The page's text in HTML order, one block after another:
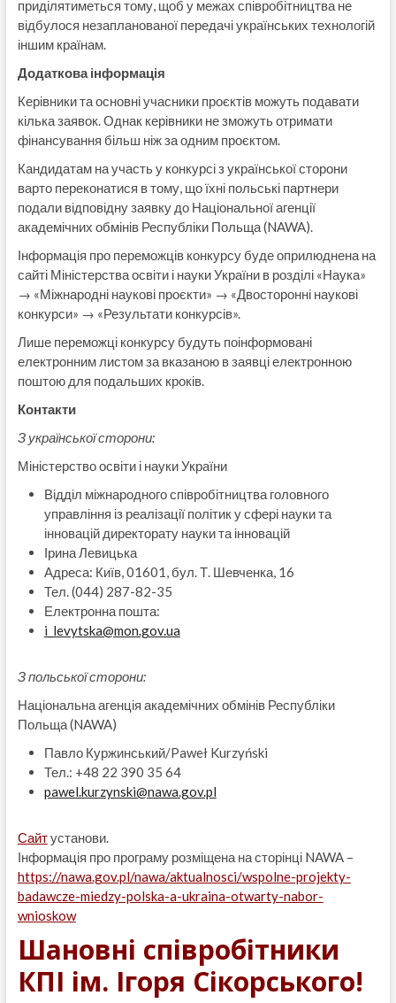
приділятиметься тому, щоб у межах співробітництва не
відбулося незапланованої передачі українських технологій
іншим країнам.
Додаткова інформація
Керівники та основні учасники проєктів можуть подавати
кілька заявок. Однак керівники не зможуть отримати
фінансування більш ніж за одним проєктом.
Кандидатам на участь у конкурсі з української сторони
варто переконатися в тому, що їхні польські партнери
подали відповідну заявку до Національної агенції
академічних обмінів Республіки Польща (NAWA).
Інформація про переможців конкурсу буде оприлюднена на
сайті Міністерства освіти і науки України в розділі «Наука»
→ «Міжнародні наукові проєкти» → «Двосторонні наукові
конкурси» → «Результати конкурсів».
Лише переможці конкурсу будуть поінформовані
електронним листом за вказаною в заявці електронною
поштою для подальших кроків.
Контакти
З української сторони:
Міністерство освіти і науки України
Відділ міжнародного співробітництва головного
управління із реалізації політик у сфері науки та
інновацій директорату науки та інновацій
Ірина Левицька
Адреса: Київ, 01601, бул. Т. Шевченка, 16
Тел. (044) 287-82-35
Електронна пошта:
i_levytska@mon.gov.ua
З польської сторони:
Національна агенція академічних обмінів Республіки
Польща (NAWA)
Павло Куржинський/Paweł Kurzyński
Тел.: +48 22 390 35 64
pawel.kurzynski@nawa.gov.pl
Сайтустанови.
Інформація про програму розміщена на сторінці NAWA –
https://nawa.gov.pl/nawa/aktualnosci/wspolne-projekty-
badawcze-miedzy-polska-a-ukraina-otwarty-nabor-
wnioskow
Шановні співробітники
КПІ ім. Ігоря Сікорського!